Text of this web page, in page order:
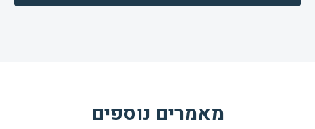
מאמרים נוספים